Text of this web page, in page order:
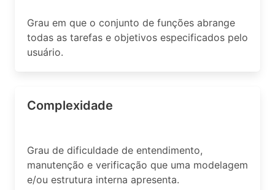
Grau em que o conjunto de funções abrange
todas as tarefas e objetivos especificados pelo
usuário.
Complexidade
Grau de dificuldade de entendimento,
manutenção e verificação que uma modelagem
e/ou estrutura interna apresenta.